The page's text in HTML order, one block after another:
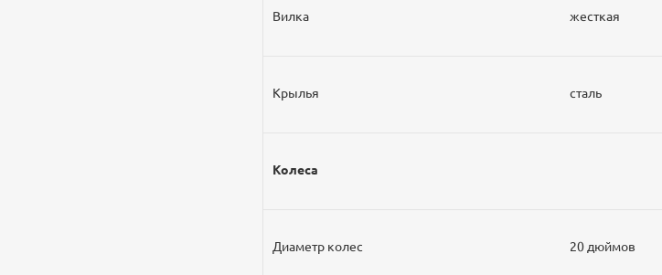
Вилка жесткая
Крылья сталь
Колеса
Диаметр колес 20 дюймов